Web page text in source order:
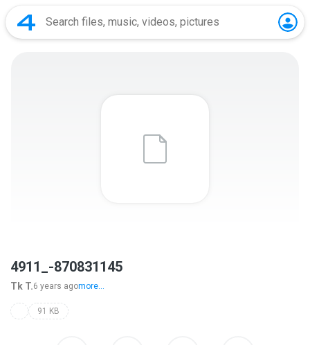
4911_-870831145
Tk T.6 years agomore...
91 KB